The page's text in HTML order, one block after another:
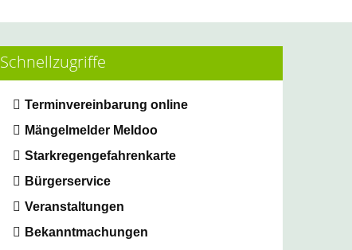
Schnellzugriffe
Terminvereinbarung online
Mängelmelder Meldoo
Starkregengefahrenkarte
Bürgerservice
Veranstaltungen
Bekanntmachungen